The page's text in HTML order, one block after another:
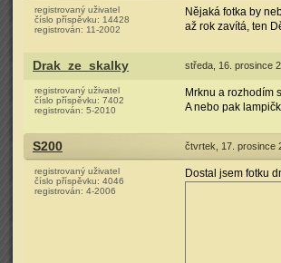
registrovaný uživatel
číslo příspěvku: 14428
registrován: 11-2002
Nějaká fotka by
až rok zavítá, ten
Drak_ze_skalky středa, 16. prosince
registrovaný uživatel
číslo příspěvku: 7402
registrován: 5-2010
Mrknu a rozhodím
A nebo pak
S200 čtvrtek, 17. prosince
registrovaný uživatel
číslo příspěvku: 4046
registrován: 4-2006
Dostal jsem fotku